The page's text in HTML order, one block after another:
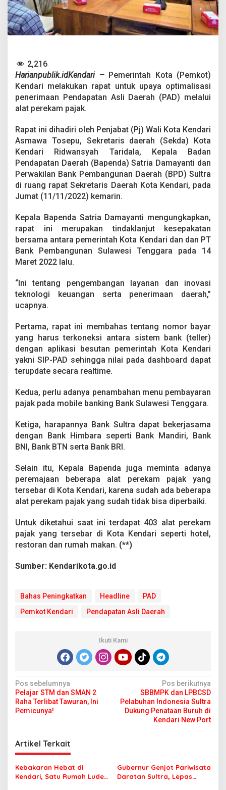
s
P
a
t
a
n
e
n
a
p
a
t
a
s
l
i
D
a
e
a
h
2,216
Harianpublik.idKendari – Pemerintah Kota (Pemkot)
Kendari melakukan rapat untuk upaya optimalisasi
penerimaan Pendapatan Asli Daerah (PAD) melalui
alat perekam pajak.
Rapat ini dihadiri oleh Penjabat (Pj) Wali Kota Kendari
Asmawa Tosepu, Sekretaris daerah (Sekda) Kota
Kendari Ridwansyah Taridala, Kepala Badan
Pendapatan Daerah (Bapenda) Satria Damayanti dan
Perwakilan Bank Pembangunan Daerah (BPD) Sultra
di ruang rapat Sekretaris Daerah Kota Kendari, pada
Jumat (11/11/2022) kemarin.
Kepala Bapenda Satria Damayanti mengungkapkan,
rapat ini merupakan tindaklanjut kesepakatan
bersama antara pemerintah Kota Kendari dan dan PT
Bank Pembangunan Sulawesi Tenggara pada 14
Maret 2022 lalu.
“Ini tentang pengembangan layanan dan inovasi
teknologi keuangan serta penerimaan daerah,”
ucapnya.
Pertama, rapat ini membahas tentang nomor bayar
yang harus terkoneksi antara sistem bank (teller)
dengan aplikasi besutan pemerintah Kota Kendari
yakni SIP-PAD sehingga nilai pada dashboard dapat
terupdate secara realtime.
Kedua, perlu adanya penambahan menu pembayaran
pajak pada mobile banking Bank Sulawesi Tenggara.
Ketiga, harapannya Bank Sultra dapat bekerjasama
dengan Bank Himbara seperti Bank Mandiri, Bank
BNI, Bank BTN serta Bank BRI.
Selain itu, Kepala Bapenda juga meminta adanya
peremajaan beberapa alat perekam pajak yang
tersebar di Kota Kendari, karena sudah ada beberapa
alat perekam pajak yang sudah tidak bisa diperbaiki.
Untuk diketahui saat ini terdapat 403 alat perekam
pajak yang tersebar di Kota Kendari seperti hotel,
restoran dan rumah makan. (**)
Sumber: Kendarikota.go.id
Bahas Peningkatkan Headline
PAD
Pemkot Kendari
Pendapatan Asli Daerah
Ikuti Kami
N
a
v
g
a
s
Pos sebelumnya
Pelajar STM dan SMAN 2
Raha Terlibat Tawuran, Ini
Pemicunya!
Pos berikutnya
SBBMPK dan LPBCSD
Pelabuhan Indonesia Sultra
Dukung Penataan Buruh di
Kendari New Port
Artikel Terkait
Kebakaran Hebat di
Kendari, Satu Rumah Ludes
Gubernur Genjot Pariwisata
Daratan Sultra, Lepas